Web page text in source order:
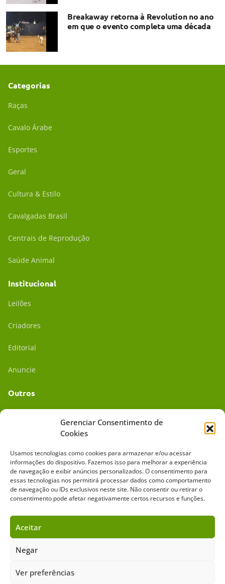
Gerenciar Consentimento de
Cookies
Usamos tecnologias como cookies para armazenar e/ou acessar
informações do dispositivo. Fazemos isso para melhorar a experiência
de navegação e exibir anúncios personalizados. O consentimento para
essas tecnologias nos permitirá processar dados como comportamento
de navegação ou IDs exclusivos neste site. Não consentir ou retirar o
consentimento pode afetar negativamente certos recursos e funções.
Aceitar
Negar
Ver preferências
Breakaway retorna à Revolution no ano
em que o evento completa uma década
Categorias
Raças
Cavalo Árabe
Esportes
Geral
Cultura & Estilo
Cavalgadas Brasil
Centrais de Reprodução
Saúde Animal
Institucional
Leilões
Criadores
Editorial
Anuncie
Outros
Mídia Kit
Sobre o Cavalus Leilões Anuncie
Copyright ©️ 2026 • Grupo Cavalus de Comunicação. Todos os direitos